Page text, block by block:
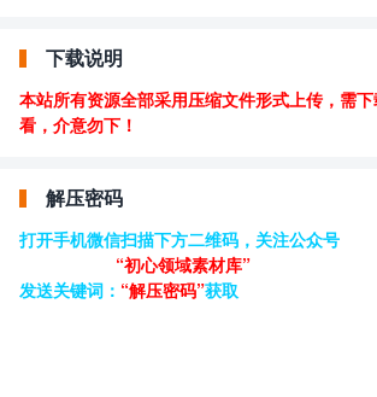
下载说明
本站所有资源全部采用压缩文件形式上传，需
看，介意勿下！
解压密码
打开手机微信扫描下方二维码，关注公众号
“初心领域素材库”
发送关键词： “解压密码”获取